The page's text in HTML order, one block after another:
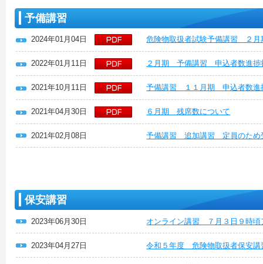
予備講習
2024年01月04日 危険物取扱者試験予備講習 ２
2022年01月11日 ２月期 予備講習 申込者数進捗
2021年10月11日 予備講習 １１月期 申込者数進
2021年04月30日 ６月期 残席数について
2021年02月08日 予備講習 追加講習 定員のため
保安講習
2023年06月30日 オンライン講習 ７月３日９時頃
2023年04月27日 令和５年度 危険物取扱者保